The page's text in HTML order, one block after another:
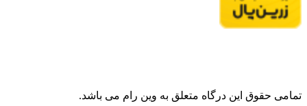
تمامی حقوق این درگاه متعلق به وین رام می باشد.